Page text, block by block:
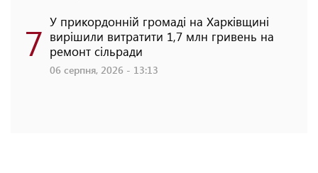
7 У прикордонній громаді на Харківщині
вирішили витратити 1,7 млн гривень на
ремонт сільради
06 серпня, 2026 - 13:13